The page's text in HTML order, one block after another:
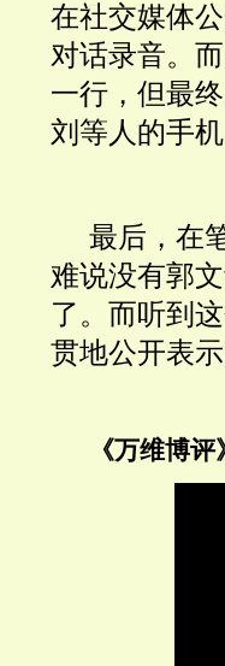
在社交媒体
对话录音。
一行，但最
刘等人的手
最后， 在
难说没有郭
了。而听到
贯地公开表
《万维博